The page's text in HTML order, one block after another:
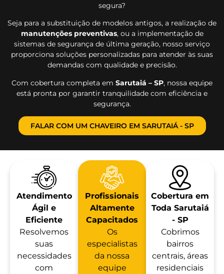
segura?
Seja para a substituição de modelos antigos, a realização de
manutenções preventivas, ou a implementação de
sistemas de segurança de última geração, nosso serviço
proporciona soluções personalizadas para atender às suas
demandas com qualidade e precisão.
Com cobertura completa em Sarutaiá – SP, nossa equipe
está pronta por garantir tranquilidade com eficiência e
segurança.
FALAR COM UM CHAVEIRO EM SARUTAIÁ - SP
Atendimento
Ágil e
Eficiente
Resolvemos
suas
necessidades
com
Profissionais
Altamente
Capacitados
Os
especialistas
da nossa
equipe
Cobertura em
Toda Sarutaiá
- SP
Cobrimos
bairros
centrais, áreas
residenciais